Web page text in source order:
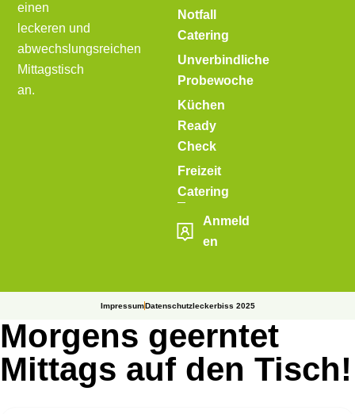
einen
leckeren und
abwechslungsreichen
Mittagstisch
an.
Notfall
Catering
Unverbindliche
Probewoche
Küchen
Ready
Check
Freizeit
Catering
Anmeld
en
ImpressumDatenschutzleckerbiss 2025
Morgens geerntet
Mittags auf den Tisch!